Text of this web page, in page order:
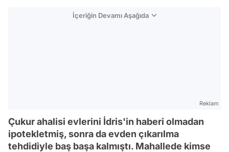
İçeriğin Devamı Aşağıda
Reklam
Çukur ahalisi evlerini İdris'in haberi olmadan
ipotekletmiş, sonra da evden çıkarılma
tehdidiyle baş başa kalmıştı. Mahallede kimse